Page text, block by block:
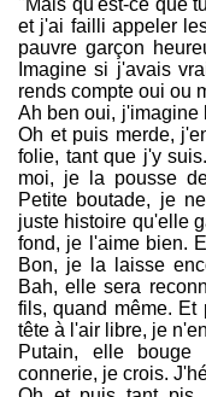
"Mais qu'est-ce que
et j'ai failli appeler
pauvre garçon
Imagine si j'avais
rends compte oui ou
Ah ben oui, j'imagine
Oh et puis merde,
folie, tant que j'y
moi, je la pousse
Petite boutade, je
juste histoire qu'elle
fond, je l'aime bien.
Bon, je la laisse
Bah, elle sera
fils, quand même.
tête à l'air libre, je
Putain, elle
connerie, je crois.